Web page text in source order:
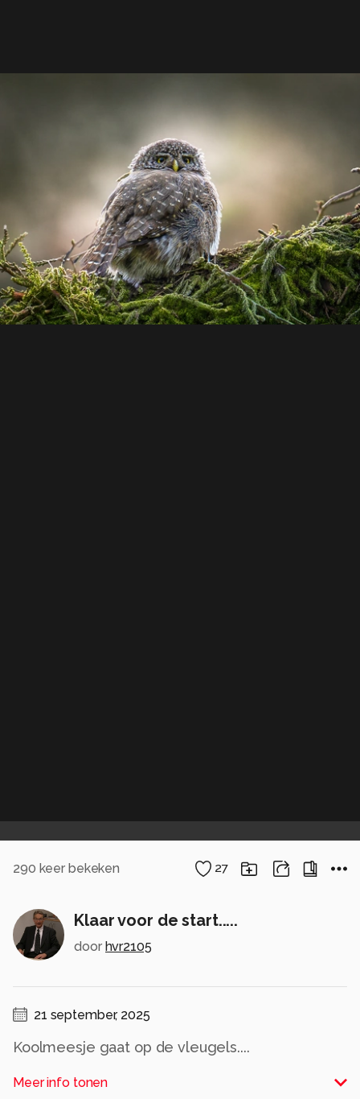
290 keer bekeken 27
Klaar voor de start.....
door hvr2105
21 september, 2025
Koolmeesje gaat op de vleugels....
Allen bedankt voor de fijne waarderingen op
Meer info tonen